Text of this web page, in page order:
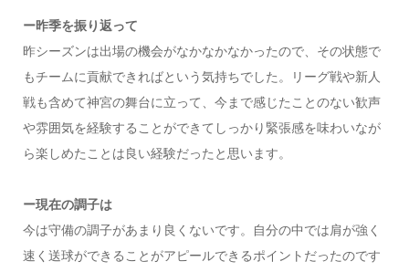
ー昨季を振り返って
昨シーズンは出場の機会がなかなかなかったので、その状態で
もチームに貢献できればという気持ちでした。リーグ戦や新人
戦も含めて神宮の舞台に立って、今まで感じたことのない歓声
や雰囲気を経験することができてしっかり緊張感を味わいなが
ら楽しめたことは良い経験だったと思います。
ー現在の調子は
今は守備の調子があまり良くないです。自分の中では肩が強く
速く送球ができることがアピールできるポイントだったのです